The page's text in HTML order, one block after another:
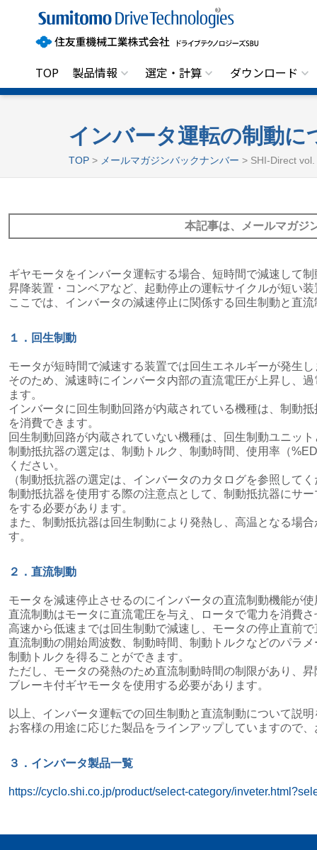
住
友
重
機
工
業
株
ノ
ジ
S
B
U
TOP 製品情報 選定・計算 ダウンロード
インバータ運転の制動に
TOP > メールマガジンバックナンバー > SHI-Direct
本記事は、メールマガジ
ギヤモータをインバータ運転する場合、短時間で減速して
昇降装置・コンベアなど、起動停止の運転サイクルが短い
ここでは、インバータの減速停止に関係する回生制動と直
１．回生制動
モータが短時間で減速する装置では回生エネルギーが発生し
そのため、減速時にインバータ内部の直流電圧が上昇し、
ます。
インバータに回生制動回路が内蔵されている機種は、制動
を消費できます。
回生制動回路が内蔵されていない機種は、回生制動ユニッ
制動抵抗器の選定は、制動トルク、制動時間、使用率（
ください。
（制動抵抗器の選定は、インバータのカタログを参照して
制動抵抗器を使用する際の注意点として、制動抵抗器にサ
をする必要があります。
また、制動抵抗器は回生制動により発熱し、高温となる場
す。
２．直流制動
モータを減速停止させるのにインバータの直流制動機能が
直流制動はモータに直流電圧を与え、ロータで電力を消費
高速から低速までは回生制動で減速し、モータの停止直前
直流制動の開始周波数、制動時間、制動トルクなどのパラ
制動トルクを得ることができます。
ただし、モータの発熱のため直流制動時間の制限があり、
ブレーキ付ギヤモータを使用する必要があります。
以上、インバータ運転での回生制動と直流制動について説
お客様の用途に応じた製品をラインアップしていますので
３．インバータ製品一覧
https://cyclo.shi.co.jp/product/select-category/